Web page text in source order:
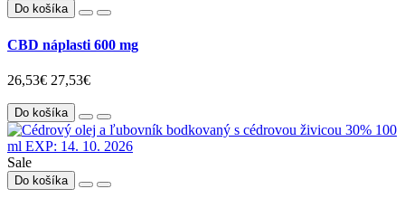
Do košíka
CBD náplasti 600 mg
26,53€ 27,53€
Do košíka
Sale
Do košíka